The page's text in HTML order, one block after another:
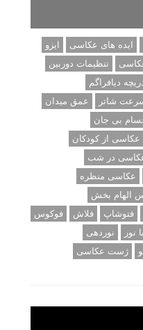
ایده های عکاسی
ایزو
تنظیمات دوربین
دیافراگم
شاتر
عمق میدان
بی جان
عکاسی از کودکان
در شب
عکاسی منظره
الهام بخش
فتوشاپ فلاش
فوکوس
نور
نوردهی
ژست عکاسی